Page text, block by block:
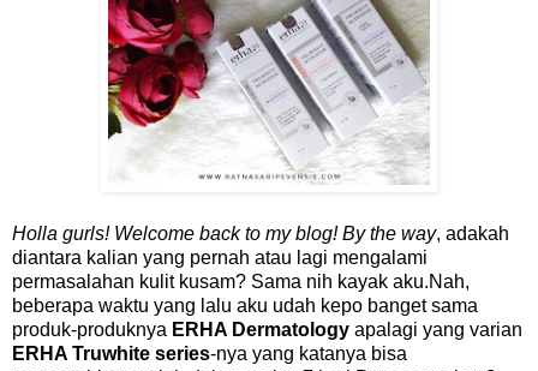
Holla gurls! Welcome back to my blog! By the way, adakah
diantara kalian yang pernah atau lagi mengalami
permasalahan kulit kusam? Sama nih kayak aku.Nah,
beberapa waktu yang lalu aku udah kepo banget sama
produk-produknya ERHA Dermatology apalagi yang varian
ERHA Truwhite series-nya yang katanya bisa